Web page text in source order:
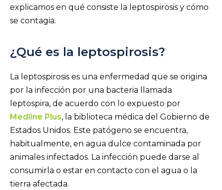
explicamos en qué consiste la leptospirosis y cómo
se contagia.
¿Qué es la leptospirosis?
La leptospirosis es una enfermedad que se origina
por la infección por una bacteria llamada
leptospira, de acuerdo con lo expuesto por
Medline Plus, la biblioteca médica del Gobierno de
Estados Unidos. Este patógeno se encuentra,
habitualmente, en agua dulce contaminada por
animales infectados. La infección puede darse al
consumirla o estar en contacto con el agua o la
tierra afectada.